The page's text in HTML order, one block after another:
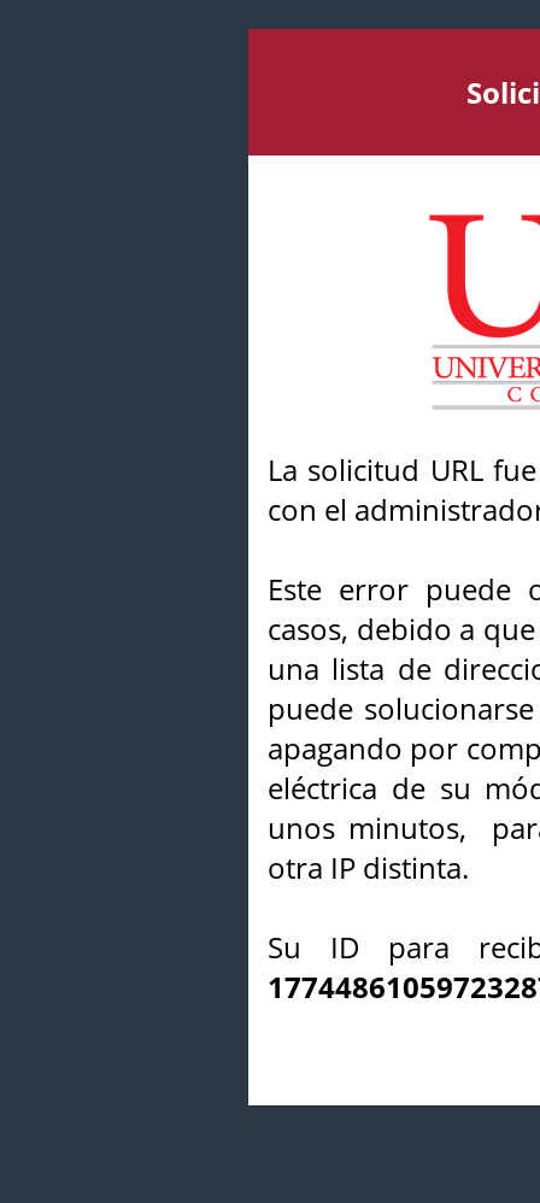
La solicitud URL
con el
Este error puede
casos, debido a
una lista de
puede
apagando por
eléctrica de su
unos minutos,
otra IP distinta.
Su ID para